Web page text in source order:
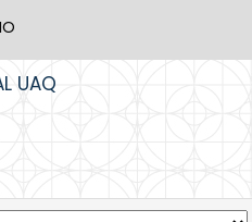
UAQ